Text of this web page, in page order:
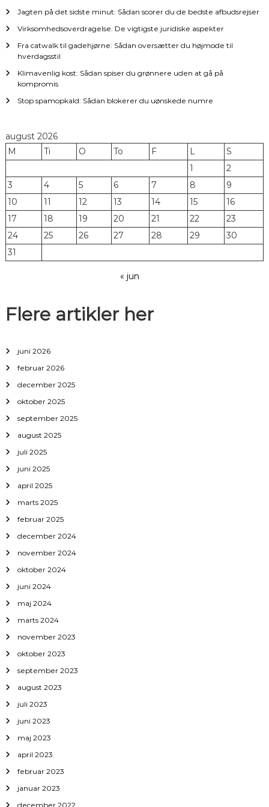
o
n
Jagten på det sidste minut: Sådan scorer du de bedste afbudsrejser
Virksomhedsoverdragelse: De vigtigste juridiske aspekter
Fra catwalk til gadehjørne: Sådan oversætter du højmode til
hverdagsstil
Klimavenlig kost: Sådan spiser du grønnere uden at gå på
kompromis
Stop spamopkald: Sådan blokerer du uønskede numre
august 2026
M
Ti O To F L
S
1
2
3
4 5 6 7 8
9
10
11 12 13 14 15
16
17
18 19 20 21 22
23
24
25 26 27 28 29
30
31
« jun
Flere artikler her
juni 2026
februar 2026
december 2025
oktober 2025
september 2025
august 2025
juli 2025
juni 2025
april 2025
marts 2025
februar 2025
december 2024
november 2024
oktober 2024
juni 2024
maj 2024
marts 2024
november 2023
oktober 2023
september 2023
august 2023
juli 2023
juni 2023
maj 2023
april 2023
februar 2023
januar 2023
december 2022